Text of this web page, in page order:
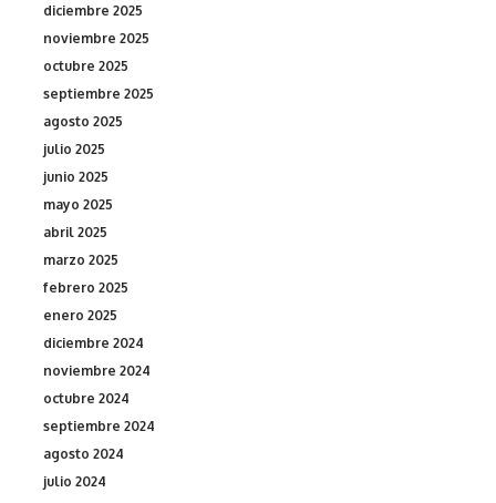
diciembre 2025
noviembre 2025
octubre 2025
septiembre 2025
agosto 2025
julio 2025
junio 2025
mayo 2025
abril 2025
marzo 2025
febrero 2025
enero 2025
diciembre 2024
noviembre 2024
octubre 2024
septiembre 2024
agosto 2024
julio 2024